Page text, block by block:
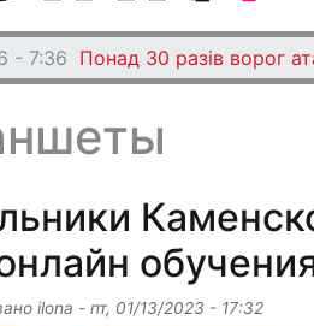
- 7:36 Понад 30 разів ворог
ilona - пт, 01/13/2023 - 17:32